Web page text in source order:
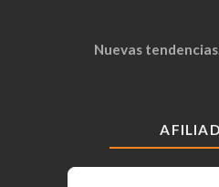
Nuevas